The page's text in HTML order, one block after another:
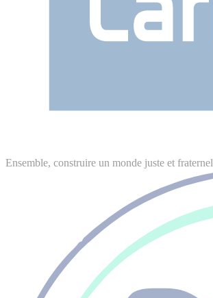
Ensemble, construire un monde juste et fraternel